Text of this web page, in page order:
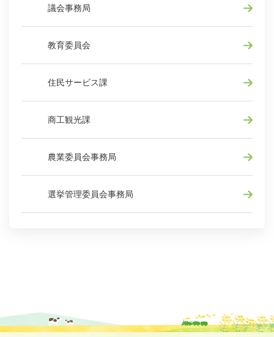
議会事務局
教育委員会
住民サービス課
商工観光課
農業委員会事務局
選挙管理委員会事務局